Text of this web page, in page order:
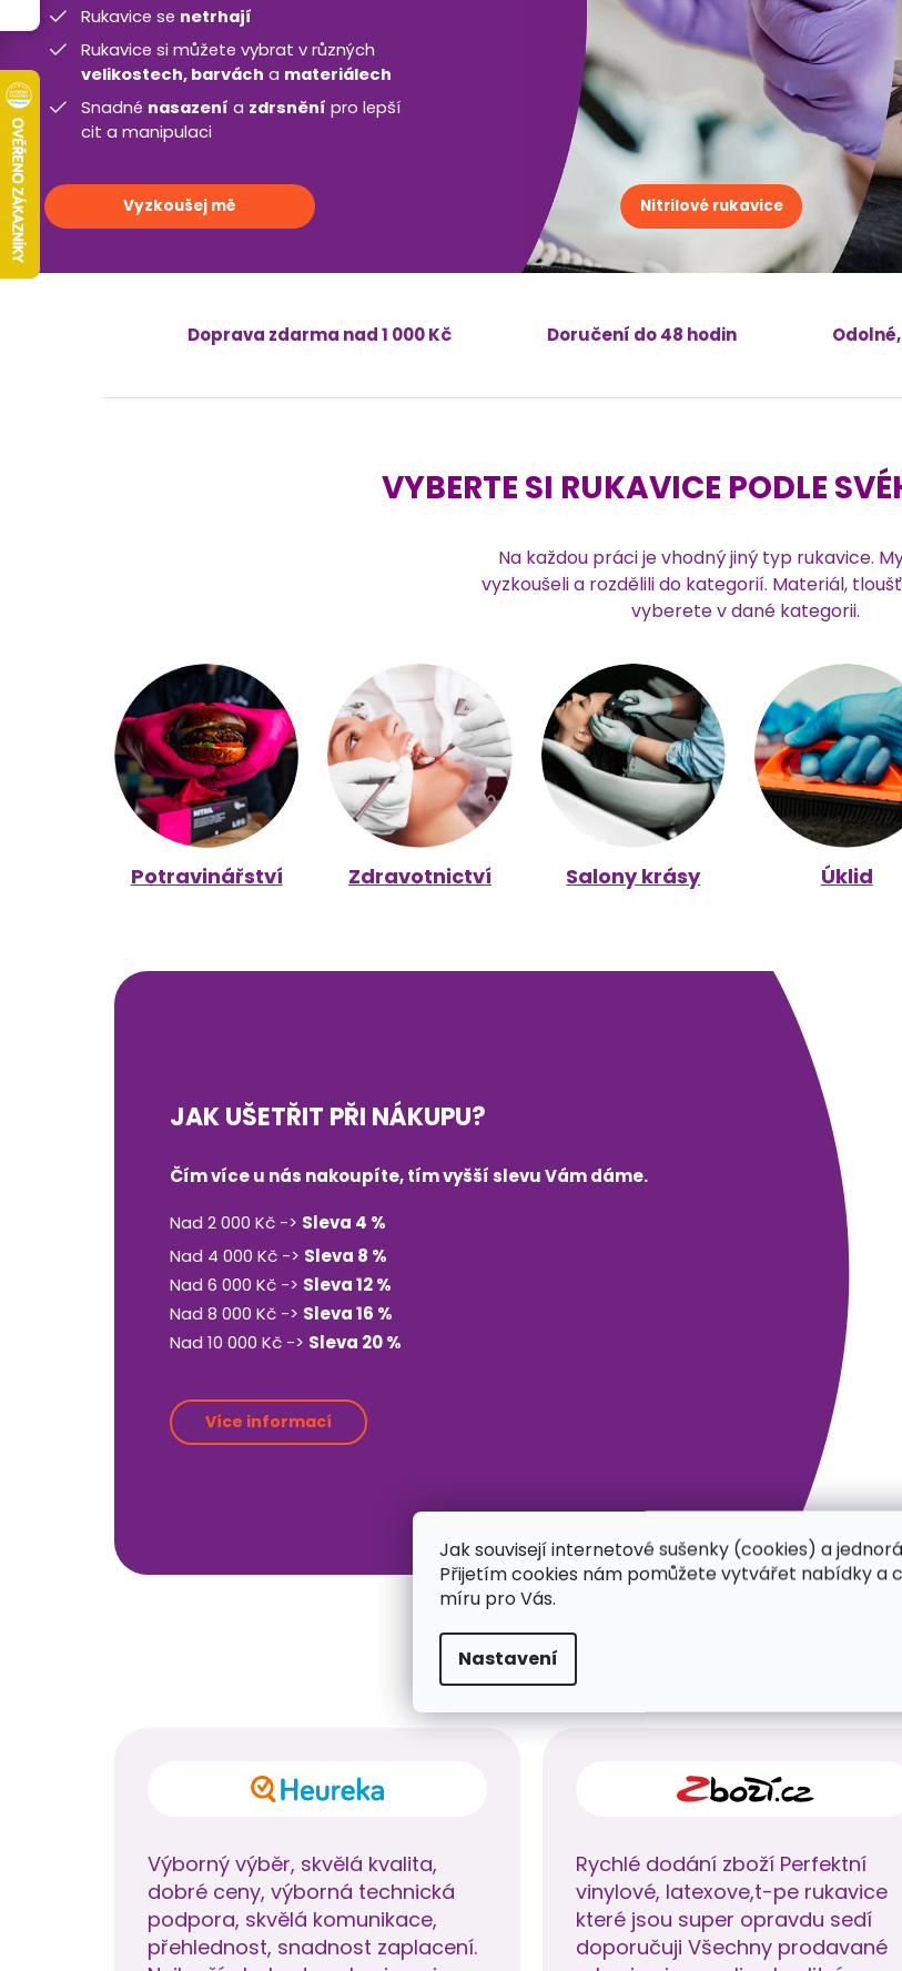
Jak souvisejí internetové sušenky (cookies) a
Přijetím cookies nám pomůžete vytvářet nabídky a
míru pro Vás.
Nastavení
Rukavice se netrhají
Rukavice si můžete vybrat v různých
velikostech, barvách a materiálech
Snadné nasazení a zdrsnění pro lepší
cit a manipulaci
Vyzkoušej mě Nitrilové rukavice
Doprava zdarma nad 1 000 Kč Doručení do 48 hodin
VYBERTE SI RUKAVICE PODLE
Na každou práci je vhodný jiný typ rukavice.
vyzkoušeli a rozdělili do kategorií. Materiál,
vyberete v dané kategorii.
Potravinářství Zdravotnictví Salony krásy Úklid
JAK UŠETŘIT PŘI NÁKUPU?
Čím více u nás nakoupíte, tím vyšší slevu Vám dáme.
Nad 2 000 Kč -> Sleva 4 %
Nad 4 000 Kč -> Sleva 8 %
Nad 6 000 Kč -> Sleva 12 %
Nad 8 000 Kč -> Sleva 16 %
Nad 10 000 Kč -> Sleva 20 %
Více informací
CO ŘÍKAJÍ NAŠI
Výborný výběr, skvělá kvalita,
dobré ceny, výborná technická
podpora, skvělá komunikace,
přehlednost, snadnost zaplacení.
Rychlé dodání zboží Perfektní
vinylové, latexove,t-pe rukavice
které jsou super opravdu sedí
doporučuji Všechny prodavané